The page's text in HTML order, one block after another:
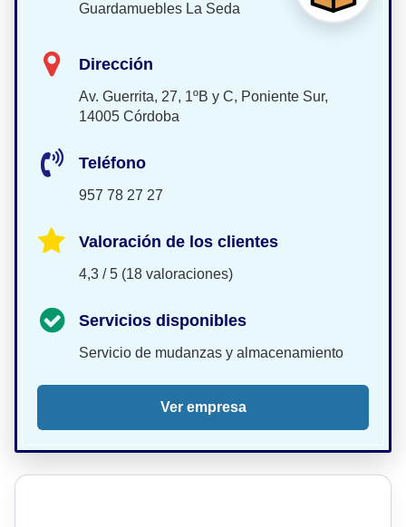
Guardamuebles La Seda
Dirección
Av. Guerrita, 27, 1ºB y C, Poniente Sur,
14005 Córdoba
Teléfono
957 78 27 27
Valoración de los clientes
4,3 / 5 (18 valoraciones)
Servicios disponibles
Servicio de mudanzas y almacenamiento
Ver empresa